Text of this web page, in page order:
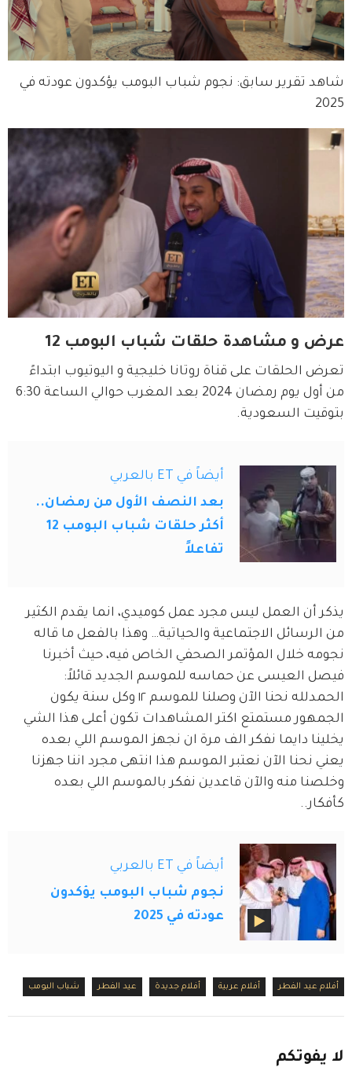
شاهد تقرير سابق: نجوم شباب البومب يؤكدون عودته في
2025
عرض و مشاهدة حلقات شباب البومب 12
تعرض الحلقات على قناة روتانا خليجية و اليوتيوب ابتداءً
بتوقيت السعودية.
أيضاً في ET بالعربي
بعد النصف الأول من رمضان..
أكثر حلقات شباب البومب 12
تفاعلاً
يذكر أن العمل ليس مجرد عمل كوميدي، انما يقدم الكثير
من الرسائل الاجتماعية والحياتية… وهذا بالفعل ما قاله
نجومه خلال المؤتمر الصحفي الخاص فيه، حيث أخبرنا
فيصل العيسى عن حماسه للموسم الجديد قائلاً:
الحمدلله نحنا الآن وصلنا للموسم ١٢ وكل سنة يكون
الجمهور مستمتع اكتر المشاهدات تكون أعلى هذا الشي
يخلينا دايما نفكر الف مرة ان نجهز الموسم اللي بعده
يعني نحنا الآن نعتبر الموسم هذا انتهى مجرد اننا جهزنا
وخلصنا منه والآن قاعدين نفكر بالموسم اللي بعده
كأفكار..
أيضاً في ET بالعربي
نجوم شباب البومب يؤكدون
عودته في 2025
أفلام عيد الفطر أفلام عربية أفلام جديدة عيد الفطر شباب البومب
لا يفوتكم